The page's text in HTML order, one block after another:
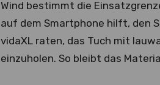
Wind bestimmt die
auf dem Smartphone hilft, den
vidaXL raten, das Tuch mit
einzuholen. So bleibt das